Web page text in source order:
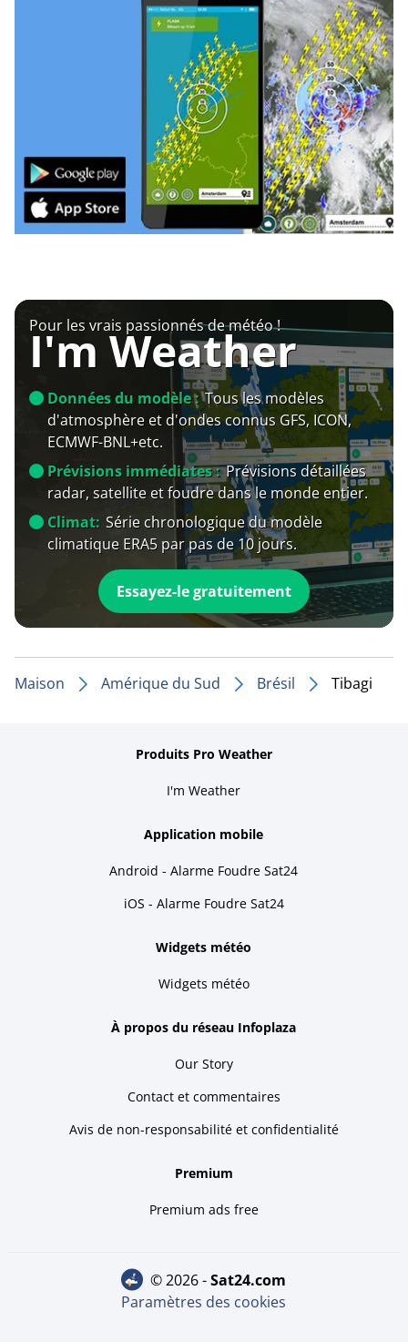
Pour les vrais passionnés de météo !
I'm Weather
Données du modèle : Tous les modèles
d'atmosphère et d'ondes connus GFS, ICON,
ECMWF-BNL+etc.
Prévisions immédiates : Prévisions détaillées
radar, satellite et foudre dans le monde entier.
Climat: Série chronologique du modèle
climatique ERA5 par pas de 10 jours.
Essayez-le gratuitement
Maison Amérique du Sud Brésil Tibagi
Produits Pro Weather
I'm Weather
Application mobile
Android - Alarme Foudre Sat24
iOS - Alarme Foudre Sat24
Widgets météo
Widgets météo
À propos du réseau Infoplaza
Our Story
Contact et commentaires
Avis de non-responsabilité et confidentialité
Premium
Premium ads free
© 2026 - sat24.com
Paramètres des cookies